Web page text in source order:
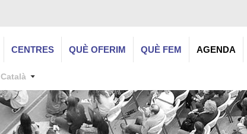
CENTRES QUÈ OFERIM QUÈ FEM AGENDA
Català